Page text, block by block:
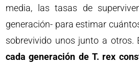
media, las tasas de
generación- para estimar
sobrevivido unos junto a otros.
cada generación de T. rex